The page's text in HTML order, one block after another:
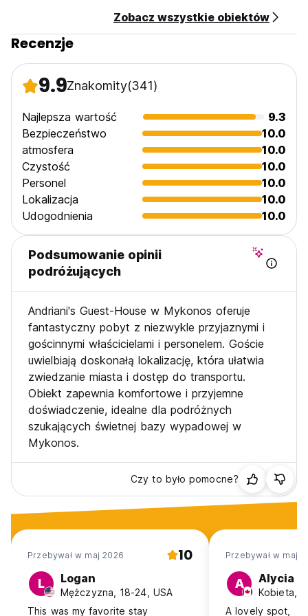
Zobacz wszystkie obiektów
Recenzje
9.9Znakomity(341)
Najlepsza wartość
9.3
Bezpieczeństwo
10.0
atmosfera
10.0
Czystość
10.0
Personel
10.0
Lokalizacja
10.0
Udogodnienia
10.0
Podsumowanie opinii
podróżujących
Andriani's Guest-House w Mykonos oferuje
fantastyczny pobyt z niezwykle przyjaznymi i
gościnnymi właścicielami i personelem. Goście
uwielbiają doskonałą lokalizację, która ułatwia
zwiedzanie miasta i dostęp do transportu.
Obiekt zapewnia komfortowe i przyjemne
doświadczenie, idealne dla podróżnych
szukających świetnej bazy wypadowej w
Mykonos.
Czy to było pomocne?
Przebywał w maj 2026 10
L Logan
Mężczyzna, 18-24, USA
This was my favorite stay
Przebywał w maj
A Alycia
Kobieta,
A lovely spot,